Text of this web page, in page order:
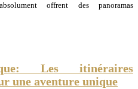
offrent des panoramas
Les itinéraires
une aventure unique